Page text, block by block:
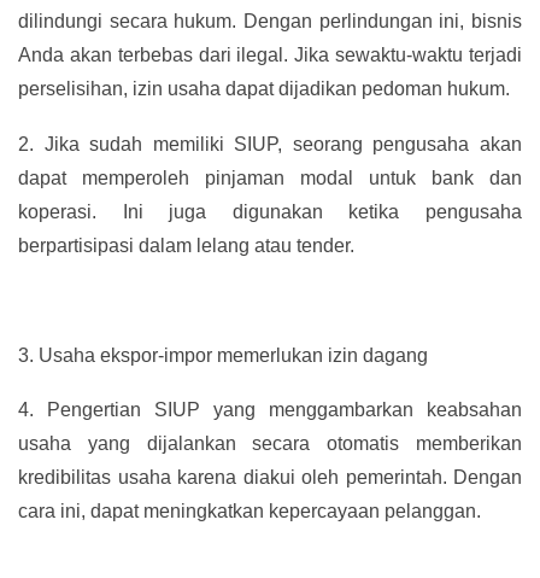
dilindungi secara hukum. Dengan perlindungan ini, bisnis
Anda akan terbebas dari ilegal. Jika sewaktu-waktu terjadi
perselisihan, izin usaha dapat dijadikan pedoman hukum.
2. Jika sudah memiliki SIUP, seorang pengusaha akan
dapat memperoleh pinjaman modal untuk bank dan
koperasi. Ini juga digunakan ketika pengusaha
berpartisipasi dalam lelang atau tender.
3. Usaha ekspor-impor memerlukan izin dagang
4.
Pengertian SIUP yang menggambarkan keabsahan
usaha yang dijalankan secara otomatis memberikan
kredibilitas usaha karena diakui oleh pemerintah. Dengan
cara ini, dapat meningkatkan kepercayaan pelanggan.